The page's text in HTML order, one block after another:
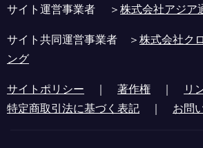
サイト運営事業者 ＞株式会社アジア
サイト共同運営事業者 ＞株式会社ク
ング
サイトポリシー ｜ 著作権 ｜ リ
特定商取引法に基づく表記 ｜ お問